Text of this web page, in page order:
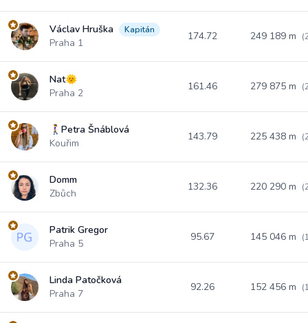
Václav Hruška Kapitán
Praha 1
174.72 249 189 m
Nat🌞
Praha 2
161.46 279 875 m
🚶‍♀️Petra Šnáblová
Kouřim
143.79 225 438 m
Domm
Zbůch
132.36 220 290 m
Patrik Gregor
Praha 5
95.67 145 046 m
Linda Patočková
Praha 7
92.26 152 456 m